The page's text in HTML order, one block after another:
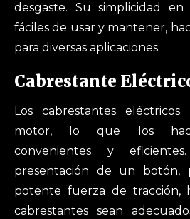
desgaste. Su simplicidad
fáciles de usar y mantener,
para diversas aplicaciones.
Cabrestante
Los cabrestantes
motor, lo que los
convenientes y
presentación de un botón,
potente fuerza de tracción,
cabrestantes sean